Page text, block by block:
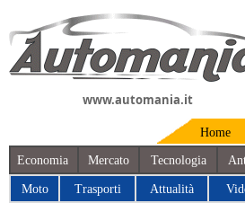
www.automania.it
Home
Economia Mercato Tecnologia
Moto Trasporti Attualità